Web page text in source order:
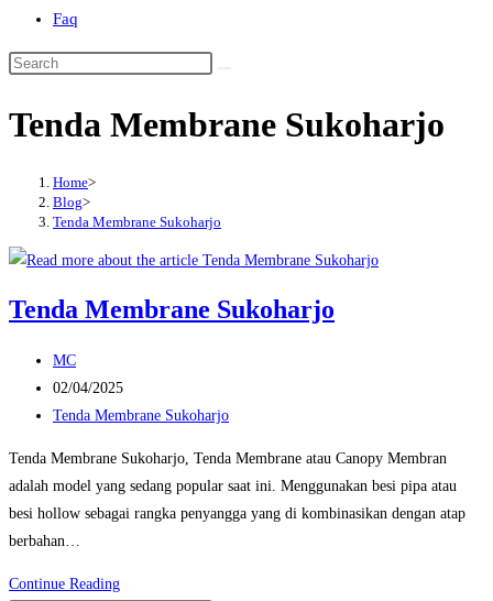
Faq
Search
website
Tenda Membrane Sukoharjo
Home>
Blog>
Tenda Membrane Sukoharjo
Tenda Membrane Sukoharjo
Post
author:
MC
Post
published:
02/04/2025
Post
Tenda Membrane Sukoharjo
Tenda Membrane Sukoharjo, Tenda Membrane atau Canopy Membran
adalah model yang sedang popular saat ini. Menggunakan besi pipa atau
besi hollow sebagai rangka penyangga yang di kombinasikan dengan atap
berbahan…
Continue ReadingTenda